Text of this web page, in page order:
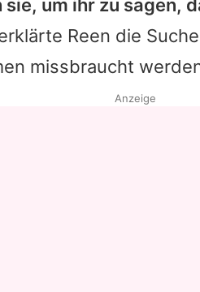
um ihr zu sagen,
Reen die
missbraucht
Anzeige